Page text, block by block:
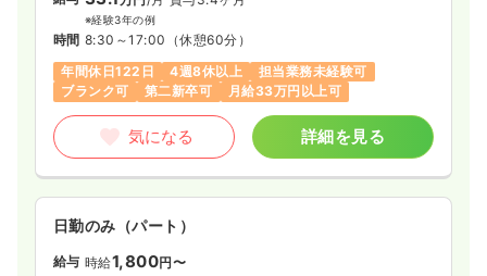
土日祝休み
オンコールあり
気になる 詳細を見る
※経験3年の例
時間 8:30～17:00 （休憩60分）
年間休日122日
4週8休以上
担当業務未経験可
ブランク可
第二新卒可 月給33万円以上可
気になる 詳細を見る
日勤のみ（パート）
給与 時給1,800円〜